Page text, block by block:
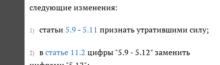
следующие изменения:
1) статьи 5.9 - 5.11 признать утратившими силу;
2) в статье 11.2 цифры "5.9 - 5.12" заменить